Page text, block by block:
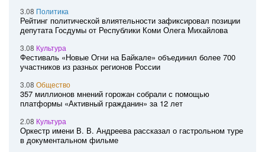
3.08 Политика
Рейтинг политической влиятельности зафиксировал позиции
депутата Госдумы от Республики Коми Олега Михайлова
3.08 Культура
Фестиваль «Новые Огни на Байкале» объединил более 700
участников из разных регионов России
3.08 Общество
357 миллионов мнений горожан собрали с помощью
платформы «Активный гражданин» за 12 лет
2.08 Культура
Оркестр имени В. В. Андреева рассказал о гастрольном туре
в документальном фильме